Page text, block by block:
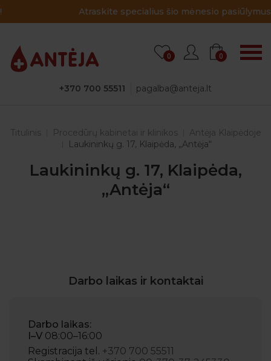
Atraskite specialius šio mėnesio pasiūlymus!
+370 700 55511 pagalba@anteja.lt
0 0
Titulinis Procedūrų kabinetai ir klinikos
Antėja Klaipėdoje
Laukininkų g. 17, Klaipėda, „Antėja“
Laukininkų g. 17, Klaipėda,
„Antėja“
Darbo laikas ir kontaktai
Darbo laikas:
I–V 08:00–16:00
Registracija tel. +370 700 55511